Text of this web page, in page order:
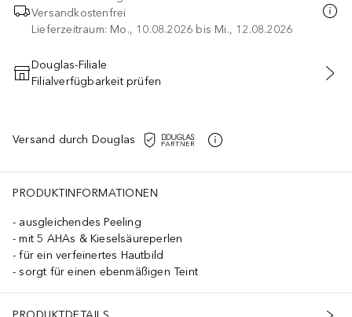
Versandkostenfrei
Lieferzeitraum: Mo., 10.08.2026 bis Mi., 12.08.2026
IN DEN WARENKORB
Douglas-Filiale
Filialverfügbarkeit prüfen
Versand durch Douglas
PRODUKTINFORMATIONEN
ausgleichendes Peeling
mit 5 AHAs & Kieselsäureperlen
für ein verfeinertes Hautbild
sorgt für einen ebenmäßigen Teint